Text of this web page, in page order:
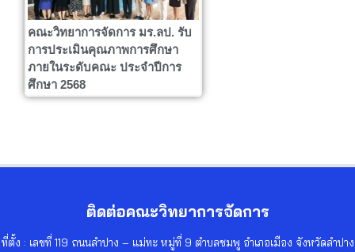
คณะวิทยาการจัดการ มร.ลป. รับ
การประเมินคุณภาพการศึกษา
ภายในระดับคณะ ประจำปีการ
ศึกษา 2568
ติดต่อคณะวิทยาการจัดการ
ที่ตั้ง : เลขที่ 119 ถนนลำปาง – แม่ทะ หมู่ที่ 9 ตำบลชมพู อำเภอเมือง จังหวัดลำปาง